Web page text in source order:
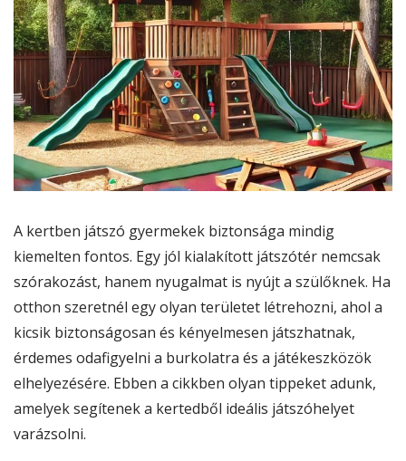
A kertben játszó gyermekek biztonsága mindig
kiemelten fontos. Egy jól kialakított játszótér nemcsak
szórakozást, hanem nyugalmat is nyújt a szülőknek. Ha
otthon szeretnél egy olyan területet létrehozni, ahol a
kicsik biztonságosan és kényelmesen játszhatnak,
érdemes odafigyelni a burkolatra és a játékeszközök
elhelyezésére. Ebben a cikkben olyan tippeket adunk,
amelyek segítenek a kertedből ideális játszóhelyet
varázsolni.